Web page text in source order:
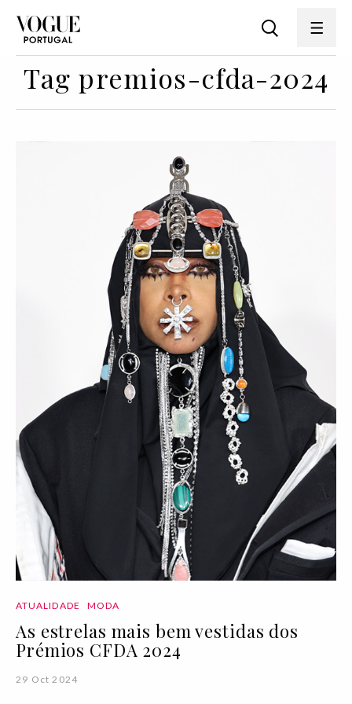
Tag premios-cfda-2024
ATUALIDADE MODA
As estrelas mais bem vestidas dos
Prémios CFDA 2024
29 Oct 2024